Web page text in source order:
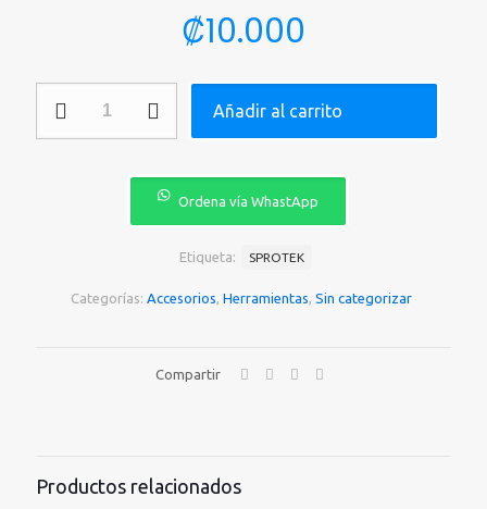
₡10.000
cantidad
Añadir al carrito
Ordena vía WhastApp
Categorías: Accesorios, Herramientas, Sin categorizar
Etiqueta: SPROTEK
Compartir
Productos relacionados